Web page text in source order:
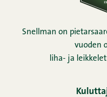
Snellman on
vuoden
liha- ja